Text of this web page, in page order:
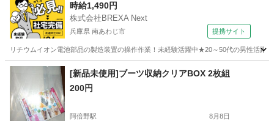
時給1,490円
株式会社BREXA Next
兵庫県 南あわじ市 提携サイト
リチウムイオン電池部品の製造装置の操作作業！未経験活躍中★20～50代の男性活
兵庫 南あわじ市 その他
[新品未使用]ブーツ収納クリアBOX 2枚組
200円
阿倍野駅 8月8日